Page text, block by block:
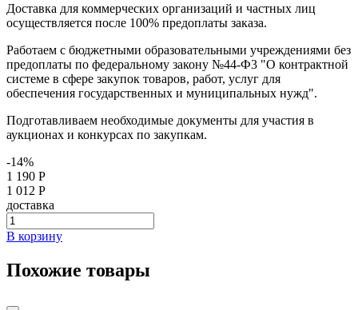
Доставка для коммерческих организаций и частных лиц
осуществляется после 100% предоплаты заказа.
Работаем с бюджетными образовательными учреждениями без
предоплаты по федеральному закону №44-Ф3 "О контрактной
системе в сфере закупок товаров, работ, услуг для
обеспечения государственных и муниципальных нужд".
Подготавливаем необходимые документы для участия в
аукционах и конкурсах по закупкам.
-14%
1 190 Р
1 012 Р
доставка
В корзину
Похожие товары